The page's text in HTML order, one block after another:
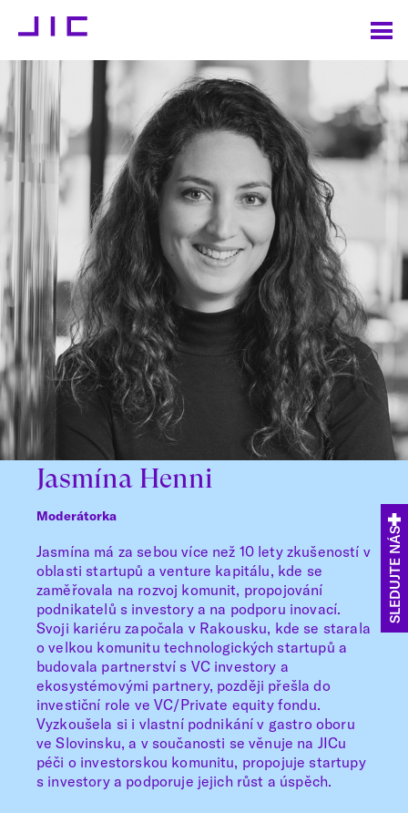
Jasmína Henni
Moderátorka
Jasmína má za sebou více než 10 lety zkušeností v
oblasti startupů a venture kapitálu, kde se
zaměřovala na rozvoj komunit, propojování
podnikatelů s investory a na podporu inovací.
Svoji kariéru započala v Rakousku, kde se starala
o velkou komunitu technologických startupů a
budovala partnerství s VC investory a
ekosystémovými partnery, později přešla do
investiční role ve VC/Private equity fondu.
Vyzkoušela si i vlastní podnikání v gastro oboru
ve Slovinsku, a v součanosti se věnuje na JICu
péči o investorskou komunitu, propojuje startupy
s investory a podporuje jejich růst a úspěch.
SLEDUJTE NÁS